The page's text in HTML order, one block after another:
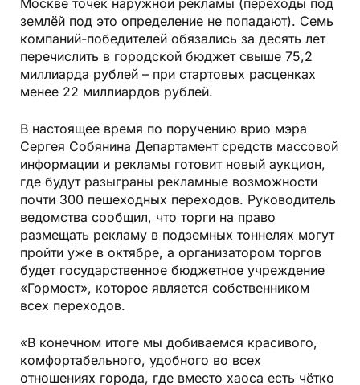
Москве точек наружной рекламы (переходы под
землёй под это определение не попадают). Семь
компаний-победителей обязались за десять лет
перечислить в городской бюджет свыше 75,2
миллиарда рублей – при стартовых расценках
менее 22 миллиардов рублей.
В настоящее время по поручению врио мэра
Сергея Собянина Департамент средств массовой
информации и рекламы готовит новый аукцион,
где будут разыграны рекламные возможности
почти 300 пешеходных переходов. Руководитель
ведомства сообщил, что торги на право
размещать рекламу в подземных тоннелях могут
пройти уже в октябре, а организатором торгов
будет государственное бюджетное учреждение
«Гормост», которое является собственником
всех переходов.
«В конечном итоге мы добиваемся красивого,
комфортабельного, удобного во всех
отношениях города, где вместо хаоса есть чётко